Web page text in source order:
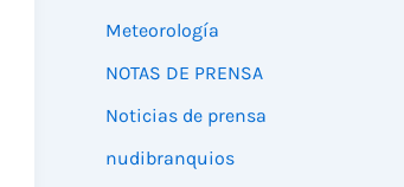
Meteorología
NOTAS DE PRENSA
Noticias de prensa
nudibranquios